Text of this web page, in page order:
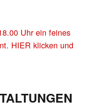
Uhr ein feines
HIER klicken und